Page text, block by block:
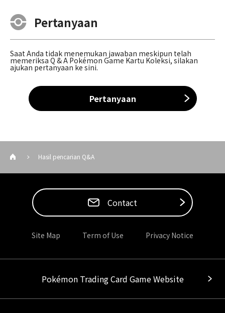
Pertanyaan
Saat Anda tidak menemukan jawaban meskipun telah
memeriksa Q & A Pokémon Game Kartu Koleksi, silakan
ajukan pertanyaan ke sini.
Pertanyaan
Hasil pencarian Q&A
Contact
Site Map Term of Use Privacy Notice
Pokémon Trading Card Game Website